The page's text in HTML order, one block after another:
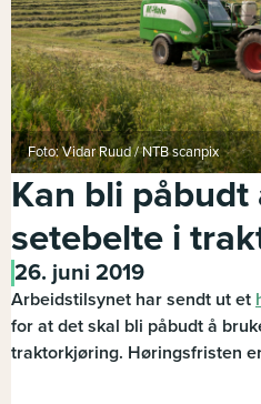
Foto: Vidar Ruud / NTB scanpix
Kan bli påbudt
setebelte i
26. juni 2019
Arbeidstilsynet har sendt ut et
for at det skal bli påbudt å
traktorkjøring. Høringsfristen